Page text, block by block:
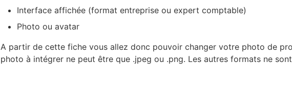
Interface affichée (format entreprise ou expert comptable)
Photo ou avatar
A partir de cette fiche vous allez donc pouvoir changer votre photo de
photo à intégrer ne peut être que .jpeg ou .png. Les autres formats ne